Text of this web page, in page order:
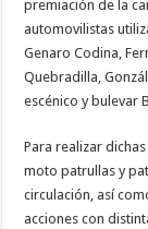
premiación de la
automovilistas
Genaro Codina,
Quebradilla,
escénico y bulevar
Para realizar
moto patrullas y
circulación, así
acciones con